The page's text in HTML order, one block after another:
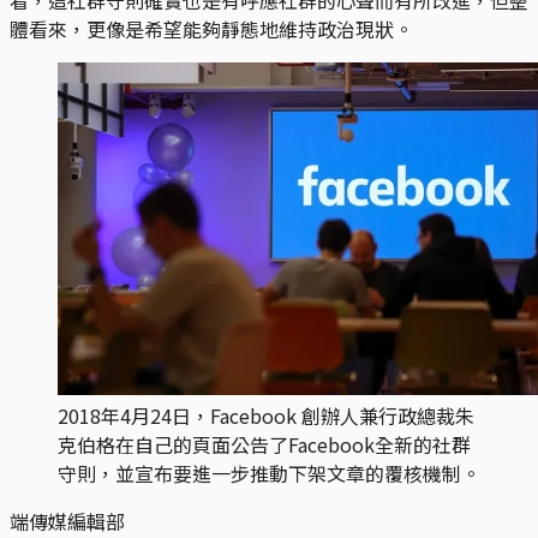
體看來，更像是希望能夠靜態地維持政治現狀。
2018年4月24日，Facebook 創辦人兼行政總裁朱
克伯格在自己的頁面公告了Facebook全新的社群
守則，並宣布要進一步推動下架文章的覆核機制。
端傳媒編輯部